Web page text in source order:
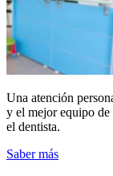
Una atención
y el mejor equipo de
el dentista.
Saber más